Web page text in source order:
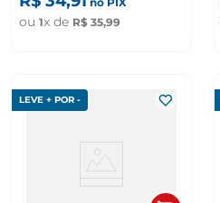
ou 1x de R$ 35,99
LEVE + POR -